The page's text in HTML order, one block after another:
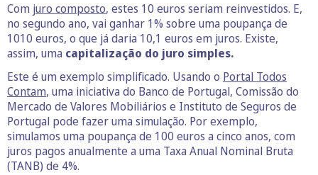
Com juro composto, estes 10 euros seriam reinvestidos. E,
no segundo ano, vai ganhar 1% sobre uma poupança de
1010 euros, o que já daria 10,1 euros em juros. Existe,
assim, uma capitalização do juro simples.
Este é um exemplo simplificado. Usando o Portal Todos
Contam, uma iniciativa do Banco de Portugal, Comissão do
Mercado de Valores Mobiliários e Instituto de Seguros de
Portugal pode fazer uma simulação. Por exemplo,
simulamos uma poupança de 100 euros a cinco anos, com
juros pagos anualmente a uma Taxa Anual Nominal Bruta
(TANB) de 4%.